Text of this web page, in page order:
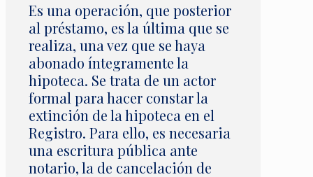
Es una operación, que posterior
al préstamo, es la última que se
realiza, una vez que se haya
abonado íntegramente la
hipoteca. Se trata de un actor
formal para hacer constar la
extinción de la hipoteca en el
Registro. Para ello, es necesaria
una escritura pública ante
notario, la de cancelación de